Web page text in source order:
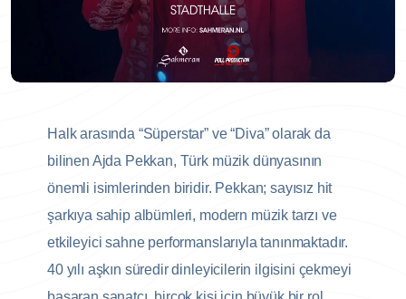
Halk arasında “Süperstar” ve “Diva” olarak da
bilinen Ajda Pekkan, Türk müzik dünyasının
önemli isimlerinden biridir. Pekkan; sayısız hit
şarkıya sahip albümleri, modern müzik tarzı ve
etkileyici sahne performanslarıyla tanınmaktadır.
40 yılı aşkın süredir dinleyicilerin ilgisini çekmeyi